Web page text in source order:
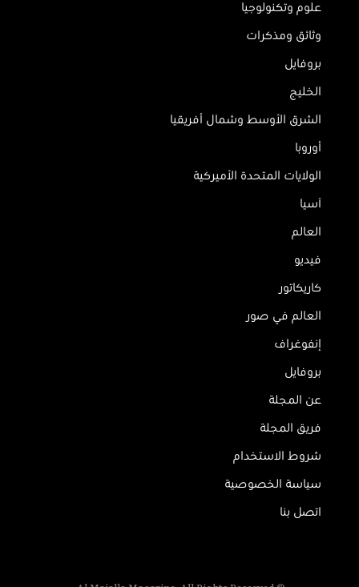
علوم وتكنولوجيا
وثائق ومذكرات
بروفايل
الخليج
الشرق الأوسط وشمال أفريقيا
أوروبا
الولايات المتحدة الأميركية
آسيا
العالم
فيديو
كاريكاتور
العالم في صور
إنفوغراف
بروفايل
عن المجلة
فريق المجلة
شروط الاستخدام
سياسة الخصوصية
اتصل بنا